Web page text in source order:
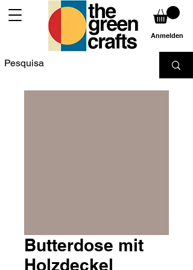
Anmelden
Butterdose mit
Holzdeckel